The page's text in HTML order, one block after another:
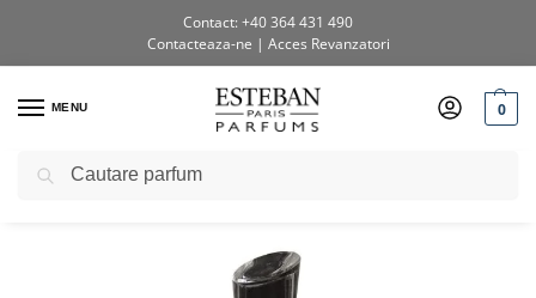
Contact: +40 364 431 490
Contacteaza-ne | Acces Revanzatori
MENU 0
Prima pagină / Shop / Vaporizatoare pentru cameră